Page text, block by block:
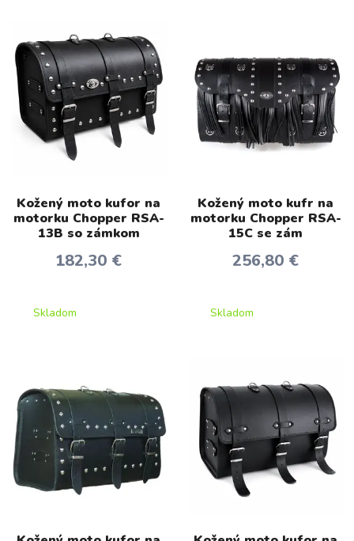
Kožený moto kufor na
motorku Chopper RSA-
13B so zámkom
182,30 €
Skladom
Kožený moto kufr na
motorku Chopper RSA-
15C se zám
256,80 €
Skladom